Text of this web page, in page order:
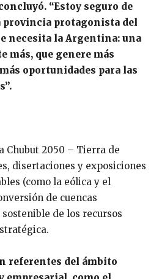
“Estoy seguro de
provincia protagonista del
necesita la Argentina: una
más, que genere más
oportunidades para las
Chubut 2050 – Tierra de
disertaciones y exposiciones
(como la eólica y el
de cuencas
de los recursos
referentes del ámbito